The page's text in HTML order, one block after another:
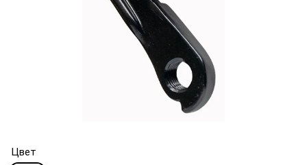
Цвет